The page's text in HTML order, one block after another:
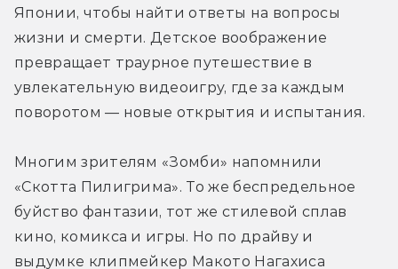
Японии, чтобы найти ответы на вопросы
жизни и смерти. Детское воображение
превращает траурное путешествие в
увлекательную видеоигру, где за каждым
поворотом — новые открытия и испытания.
Многим зрителям «Зомби» напомнили
«Скотта Пилигрима». То же беспредельное
буйство фантазии, тот же стилевой сплав
кино, комикса и игры. Но по драйву и
выдумке клипмейкер Макото Нагахиса